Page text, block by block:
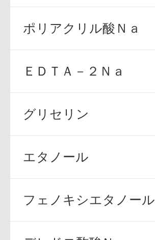
ポリアクリル酸Ｎａ
ＥＤＴＡ－２Ｎａ
グリセリン
エタノール
フェノキシエタノール